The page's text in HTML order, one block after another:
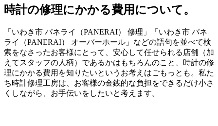
時計の修理にかかる費用について。
「いわき市 パネライ（PANERAI） 修理」「いわき市 パネ
ライ（PANERAI） オーバーホール」などの語句を並べて検
索をなさったお客様にとって、安心して任せられる店舗（加
えてスタッフの人柄）であるかはもちろんのこと、時計の修
理にかかる費用を知りたいというお考えはごもっとも。私た
ち時計修理工房は、お客様の金銭的な負担をできるだけ小さ
くしながら、お手伝いをしたいと考えます。